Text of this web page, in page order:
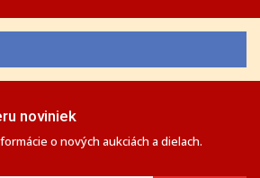
noviniek
o nových aukciách a dielach.